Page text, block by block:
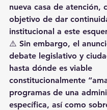
nueva casa de atención,
objetivo de dar
institucional a este
⚠️ Sin embargo, el
debate legislativo y
hasta dónde es viable
constitucionalmente
programas de una
específica, así como